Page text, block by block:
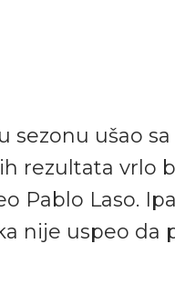
sezonu ušao
rezultata vrlo
Pablo Laso.
nije uspeo da